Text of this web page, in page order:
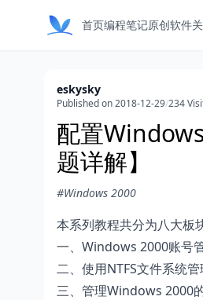
首页编程笔记原创软件
eskysky
Published on 2018-12-29/234
配置
题详解】
#Windows 2000
本系列教程共分为八大板
一、 Windows 2000账号
二、 使用NTFS文件系统
三、 管理Windows 2000